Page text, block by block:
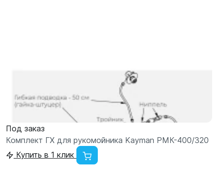
Под заказ
Комплект ГХ для рукомойника Kayman РМК-400/320
Купить в 1 клик